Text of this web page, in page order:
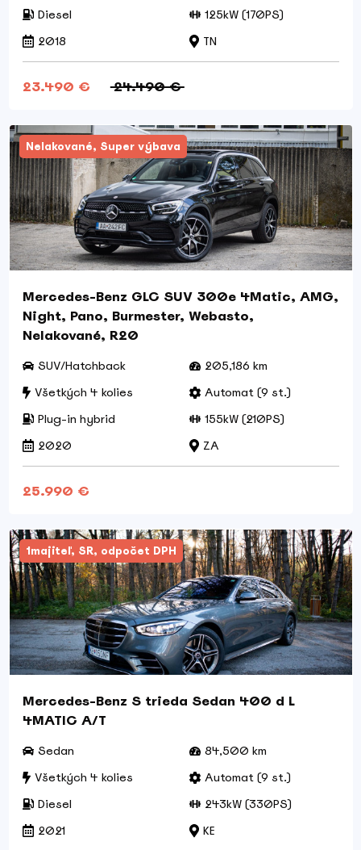
Diesel
125kW (170PS)
2018
TN
23.490 € 24.490 €
Nelakované, Super výbava
Mercedes-Benz GLC SUV 300e 4Matic, AMG,
Night, Pano, Burmester, Webasto,
Nelakované, R20
SUV/Hatchback
205,186 km
Všetkých 4 kolies
Automat (9 st.)
Plug-in hybrid
155kW (210PS)
2020
ZA
25.990 €
1majiteľ, SR, odpočet DPH
Mercedes-Benz S trieda Sedan 400 d L
4MATIC A/T
Sedan
84,500 km
Všetkých 4 kolies
Automat (9 st.)
Diesel
243kW (330PS)
2021
KE